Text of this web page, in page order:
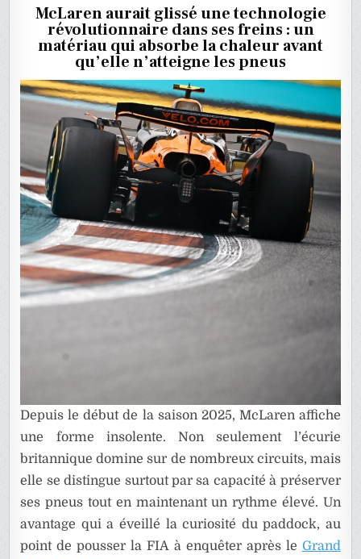
GÉNIE
QUI
PNEUS
McLaren aurait glissé une technologie
révolutionnaire dans ses freins : un
matériau qui absorbe la chaleur avant
qu’elle n’atteigne les pneus
Depuis le début de la saison 2025, McLaren affiche
une forme insolente. Non seulement l’écurie
britannique domine sur de nombreux circuits, mais
elle se distingue surtout par sa capacité à préserver
ses pneus tout en maintenant un rythme élevé. Un
avantage qui a éveillé la curiosité du paddock, au
point de pousser la FIA à enquêter après le Grand